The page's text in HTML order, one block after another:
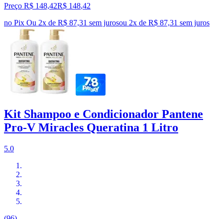
Preço R$ 148,42R$ 148,42
no Pix Ou 2x de R$ 87,31 sem jurosou 2x de R$ 87,31 sem juros
Kit Shampoo e Condicionador Pantene
Pro-V Miracles Queratina 1 Litro
5.0